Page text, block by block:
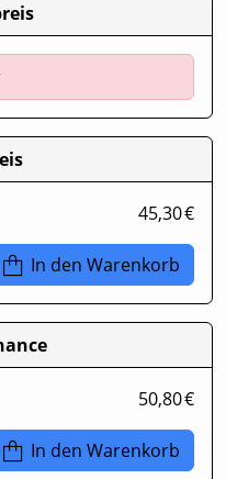
45,30 €
In den Warenkorb
50,80 €
In den Warenkorb